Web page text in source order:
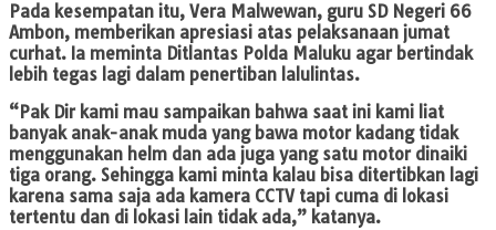
Pada kesempatan itu, Vera Malwewan, guru SD Negeri 66
Ambon, memberikan apresiasi atas pelaksanaan jumat
curhat. Ia meminta Ditlantas Polda Maluku agar bertindak
lebih tegas lagi dalam penertiban lalulintas.
“Pak Dir kami mau sampaikan bahwa saat ini kami liat
banyak anak-anak muda yang bawa motor kadang tidak
menggunakan helm dan ada juga yang satu motor dinaiki
tiga orang. Sehingga kami minta kalau bisa ditertibkan lagi
karena sama saja ada kamera CCTV tapi cuma di lokasi
tertentu dan di lokasi lain tidak ada,” katanya.